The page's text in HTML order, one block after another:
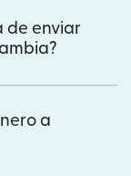
de enviar
a